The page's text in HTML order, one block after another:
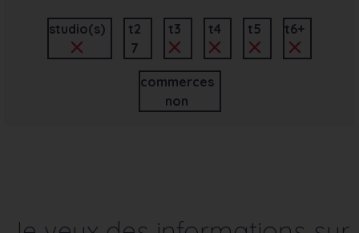
studio(s)
t2
7
t3 t4 t5 t6+
commerces
non